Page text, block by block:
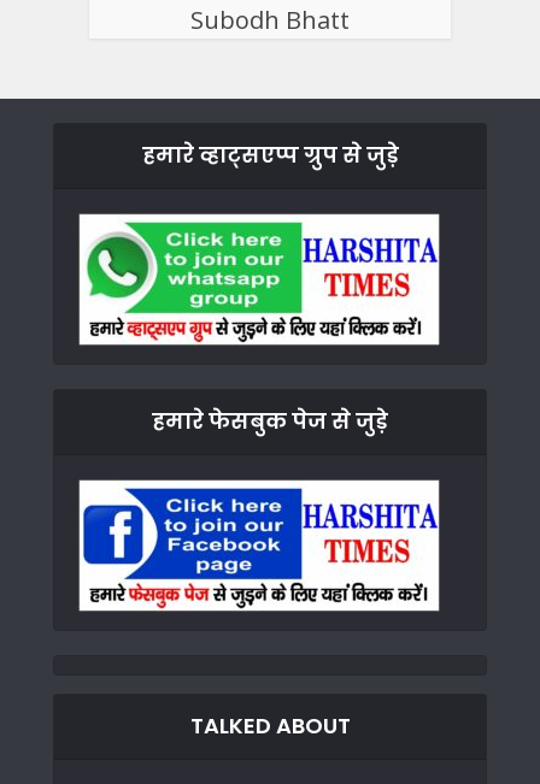
Subodh Bhatt
हमारे व्हाट्सएप्प ग्रुप से जुड़े
हमारे फेसबुक पेज से जुड़े
TALKED ABOUT